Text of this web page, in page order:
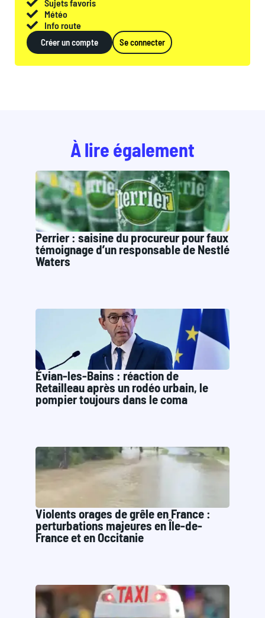
Sujets favoris
Météo
Info route
Créer un compte Se connecter
À lire également
Perrier : saisine du procureur pour faux
témoignage d’un responsable de Nestlé
Waters
Évian-les-Bains : réaction de
Retailleau après un rodéo urbain, le
pompier toujours dans le coma
Violents orages de grêle en France :
perturbations majeures en Île-de-
France et en Occitanie